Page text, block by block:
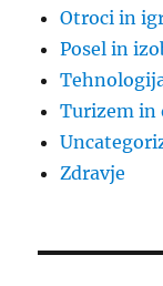
Otroci in
Posel in
Turizem in
Zdravje